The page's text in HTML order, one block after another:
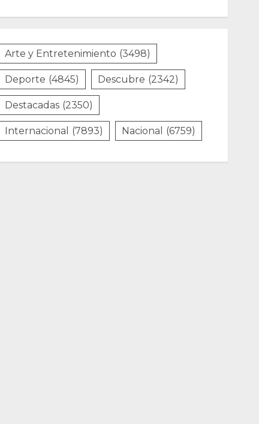
Arte y Entretenimiento (3498)
Deporte (4845) Descubre (2342)
Destacadas (2350)
Internacional (7893) Nacional (6759)